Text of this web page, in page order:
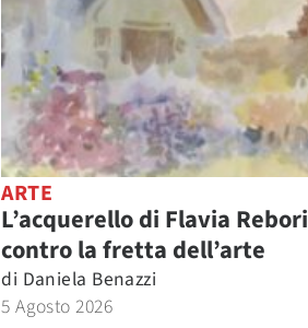
ARTE
L’acquerello di Flavia Rebori
contro la fretta dell’arte
di Daniela Benazzi
5 Agosto 2026